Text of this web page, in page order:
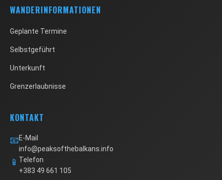
WANDERINFORMATIONEN
Geplante Termine
Selbstgeführt
Unterkunft
Grenzerlaubnisse
KONTAKT
📧E-Mail
info@peaksofthebalkans.info
📱 Telefon
+383 49 661 105